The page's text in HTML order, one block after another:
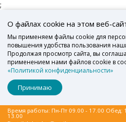
;
О файлах cookie на этом веб-
Мы применяем файлы cookie для
повышения удобства пользования
Продолжая просмотр сайта, вы
применением нами файлов cookie в
«Политикой конфиденциальности»
Принимаю
Время работы: Пн-Пт 09.00 - 17.00 Обед:
13.00